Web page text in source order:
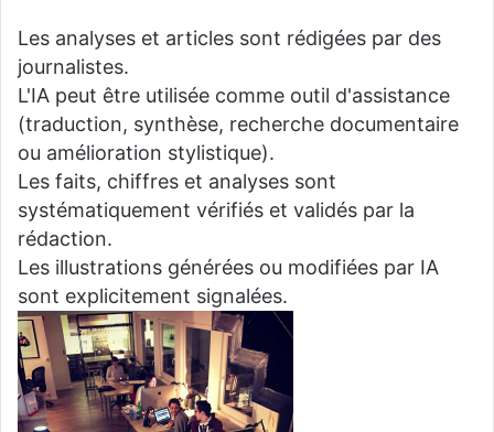
Les analyses et articles sont rédigées par des
journalistes.
L'IA peut être utilisée comme outil d'assistance
(traduction, synthèse, recherche documentaire
ou amélioration stylistique).
Les faits, chiffres et analyses sont
systématiquement vérifiés et validés par la
rédaction.
Les illustrations générées ou modifiées par IA
sont explicitement signalées.